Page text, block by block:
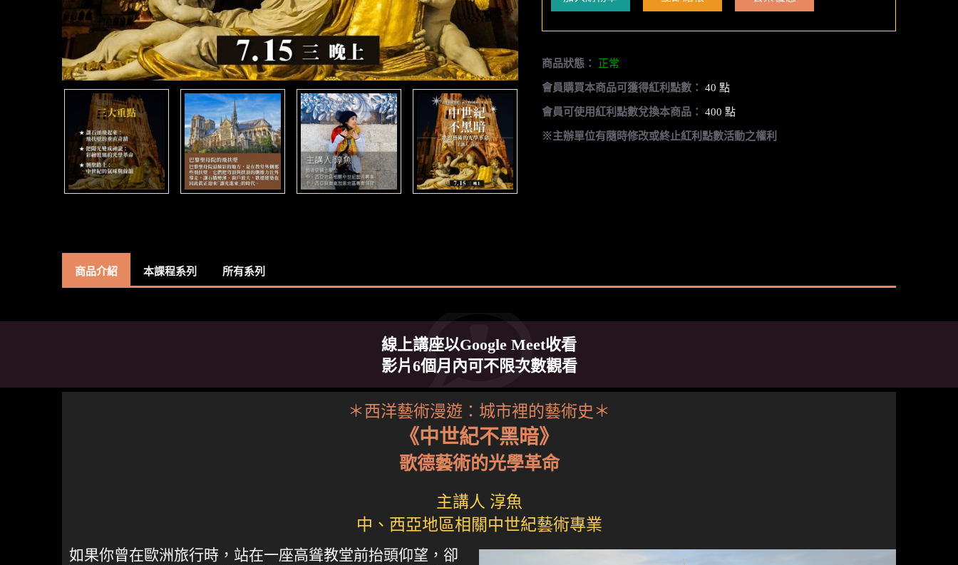
商品狀態： 正常
會員購買本商品可獲得紅利點數： 40 點
會員可使用紅利點數兌換本商品： 400 點
※主辦單位有隨時修改或終止紅利點數活動之權利
商品介紹 本課程系列 所有系列
線上講座以Google Meet收看
影片6個月內可不限次數觀看
＊西洋藝術漫遊：城市裡的藝術史＊
《中世紀不黑暗》
歌德藝術的光學革命
主講人 淳魚
中、西亞地區相關中世紀藝術專業
如果你曾在歐洲旅行時，站在一座高聳教堂前抬頭仰望，卻